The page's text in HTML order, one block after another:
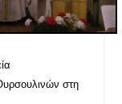
στη